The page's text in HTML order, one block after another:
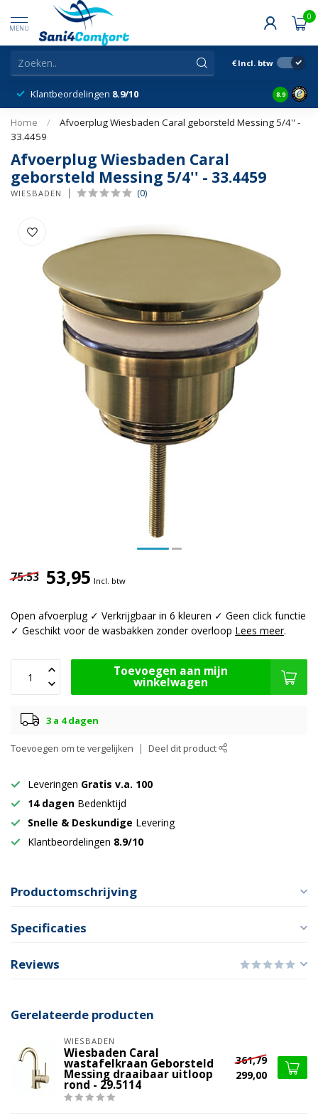
MENU
0
€ Incl. btw
Klantbeordelingen 8.9/10 8.9
Home /
Afvoerplug Wiesbaden Caral geborsteld Messing 5/4'' -
33.4459
Afvoerplug Wiesbaden Caral
geborsteld Messing 5/4'' - 33.4459
WIESBADEN (0)
75.53 53,95 Incl. btw
Open afvoerplug ✓ Verkrijgbaar in 6 kleuren ✓ Geen click functie
✓ Geschikt voor de wasbakken zonder overloop Lees meer.
Toevoegen aan mijn
winkelwagen
3 a 4 dagen
Toevoegen om te vergelijken Deel dit product
Leveringen Gratis v.a. 100
14 dagen Bedenktijd
Snelle & Deskundige Levering
Klantbeordelingen 8.9/10
Productomschrijving
Specificaties
Reviews
Gerelateerde producten
WIESBADEN
Wiesbaden Caral
wastafelkraan Geborsteld
Messing draaibaar uitloop
rond - 29.5114
361,79
299,00